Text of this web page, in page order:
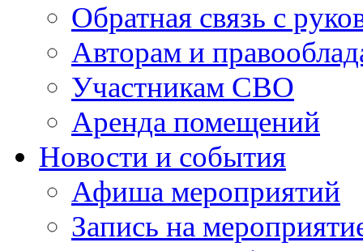
Обратная связь с
Авторам и
Участникам СВО
Аренда помещений
Новости и события
Афиша мероприятий
Запись на